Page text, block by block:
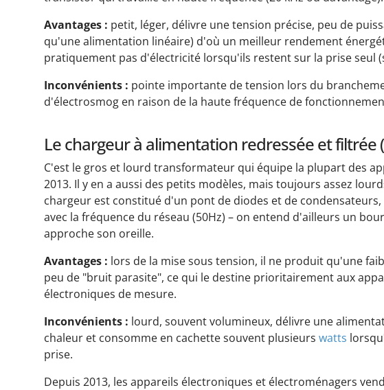
Avantages : petit, léger, délivre une tension précise, peu de
qu'une alimentation linéaire) d'où un meilleur rendement
pratiquement pas d'électricité lorsqu'ils restent sur la prise seul
Inconvénients : pointe importante de tension lors du
d'électrosmog en raison de la haute fréquence de
Le chargeur à alimentation redressée et filtrée
C'est le gros et lourd transformateur qui équipe la plupart des
2013. Il y en a aussi des petits modèles, mais toujours assez
chargeur est constitué d'un pont de diodes et de
avec la fréquence du réseau (50Hz) – on entend d'ailleurs un
approche son oreille.
Avantages : lors de la mise sous tension, il ne produit qu'une
peu de "bruit parasite", ce qui le destine prioritairement aux
électroniques de mesure.
Inconvénients : lourd, souvent volumineux, délivre une
chaleur et consomme en cachette souvent plusieurs watts
prise.
Depuis 2013, les appareils électroniques et électroménagers